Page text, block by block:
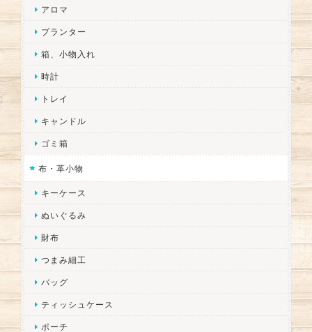
アロマ
プランター
箱、小物入れ
時計
トレイ
キャンドル
ゴミ箱
布・革小物
キーケース
ぬいぐるみ
財布
つまみ細工
バッグ
ティッシュケース
ポーチ